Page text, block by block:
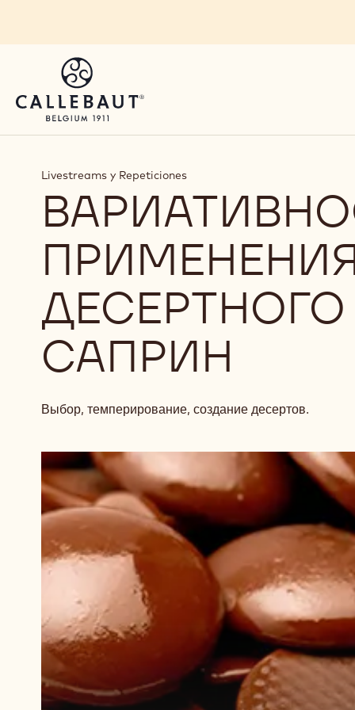
Livestreams y Repeticiones
САПРИН
Выбор, темперирование, создание десертов.